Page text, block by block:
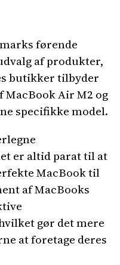
førende
af produkter,
butikker tilbyder
Air M2 og
specifikke model.
er altid parat til at
MacBook til
af MacBooks
gør det mere
at foretage deres